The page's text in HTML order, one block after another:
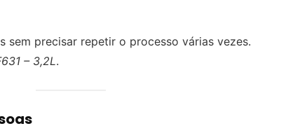
sem precisar repetir o processo várias vezes.
– 3,2L.